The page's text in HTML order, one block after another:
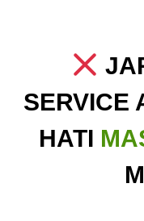
SERVICE
HATI